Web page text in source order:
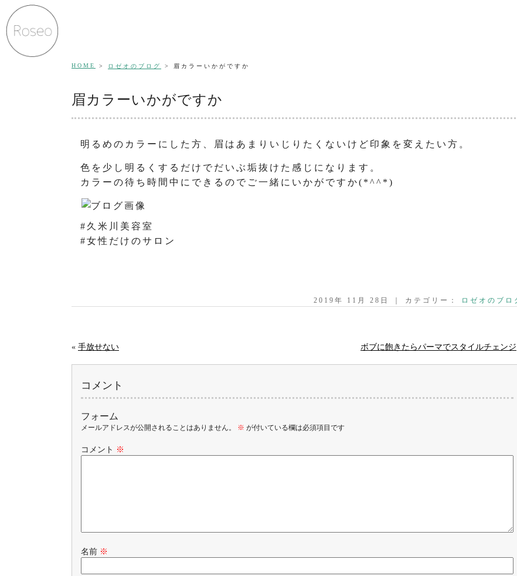
HOME ロゼオのブログ 眉カラーいかがですか
眉カラーいかがですか
明るめのカラーにした方、眉はあまりいじりたくないけど印象を変えたい方。
色を少し明るくするだけでだいぶ垢抜けた感じになります。
カラーの待ち時間中にできるのでご一緒にいかがですか(*^^*)
#久米川美容室
#女性だけのサロン
2019年 11月 28日 ｜ カテゴリー： ロゼオのブロ
« 手放せない ボブに飽きたらパーマでスタイルチェンジ
コメント
フォーム
メールアドレスが公開されることはありません。 ※ が付いている欄は必須項目です
コメント ※
名前 ※